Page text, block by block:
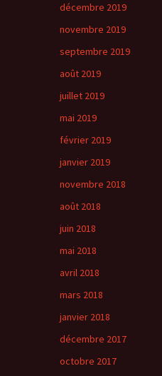
décembre 2019
novembre 2019
septembre 2019
août 2019
juillet 2019
mai 2019
février 2019
janvier 2019
novembre 2018
août 2018
juin 2018
mai 2018
avril 2018
mars 2018
janvier 2018
décembre 2017
octobre 2017